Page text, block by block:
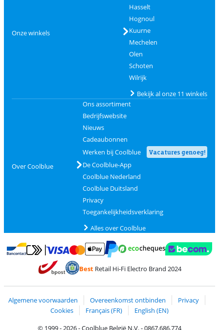
Onze winkels
Hasselt
Hognoul
Kuurne
Mechelen
Olen
Schoten
Wilrijk
Bekijk al onze 11 winkels
Over Coolblue
Ons assortiment
Bedrijfswebsite
Nieuws
Cadeaubonnen
Werken bij Coolblue
Vacatures genoeg!
De Coolblue-App
Coolblue Nederland
Coolblue Duitsland
Privacy
Toegankelijkheidsverklaring
Alles over Coolblue
Betalen met Bancontact
Betalen met MasterCard en Visa via ClickToPay
Betalen met PayPal
BestRetail Hi-Fi Electro Brand 2024
Algemene voorwaarden Overeenkomst ontbinden
Privacy
Cookies
Français (FR)
English (EN)
© 1999 - 2026 - Coolblue België N.V. - 0867.686.774